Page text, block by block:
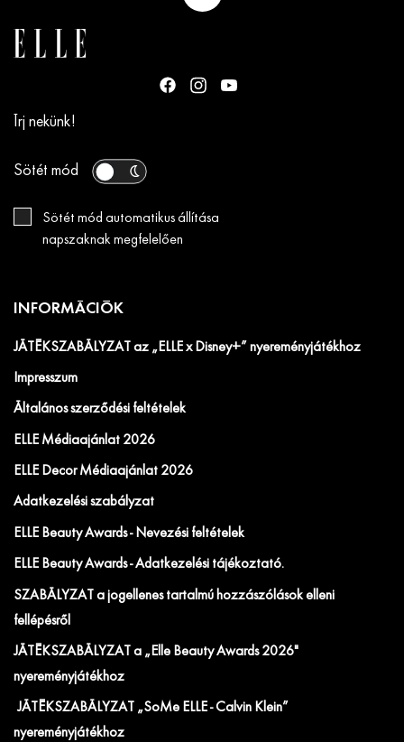
Írj nekünk!
Sötét mód
Sötét mód automatikus állítása
napszaknak megfelelően
INFORMÁCIÓK
JÁTÉKSZABÁLYZAT az „ELLE x Disney+” nyereményjátékhoz
Impresszum
Általános szerződési feltételek
ELLE Médiaajánlat 2026
ELLE Decor Médiaajánlat 2026
Adatkezelési szabályzat
ELLE Beauty Awards - Nevezési feltételek
ELLE Beauty Awards - Adatkezelési tájékoztató.
SZABÁLYZAT a jogellenes tartalmú hozzászólások elleni
fellépésről
JÁTÉKSZABÁLYZAT a „Elle Beauty Awards 2026"
nyereményjátékhoz
JÁTÉKSZABÁLYZAT „SoMe ELLE - Calvin Klein”
nyereményjátékhoz